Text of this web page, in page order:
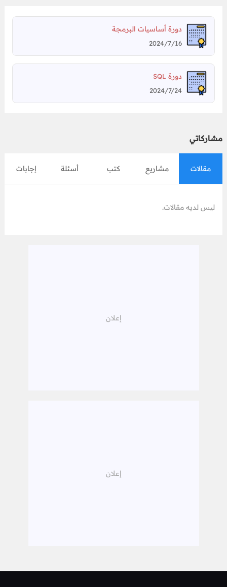
دورة أساسيات البرمجة
2024/7/16
دورة SQL
2024/7/24
مشاركاتي
مقالات مشاريع كتب أسئلة إجابات
ليس لديه مقالات.